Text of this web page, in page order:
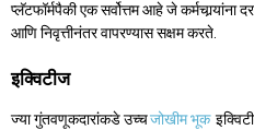
प्लॅटफॉर्मपैकी एक सर्वोत्तम आहे जे कर्मचार्‍यांना
आणि निवृत्तीनंतर वापरण्यास सक्षम करते.
इक्विटीज
ज्या गुंतवणूकदारांकडे उच्चजोखीम भूक